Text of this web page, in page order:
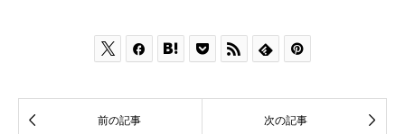
      
 前の記事 次の記事 